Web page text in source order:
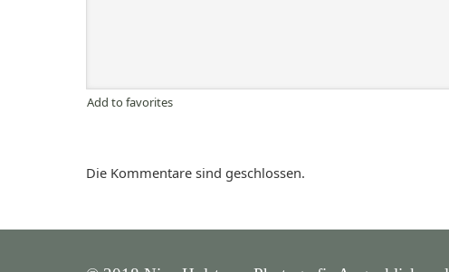
Add to favorites
Die Kommentare sind geschlossen.